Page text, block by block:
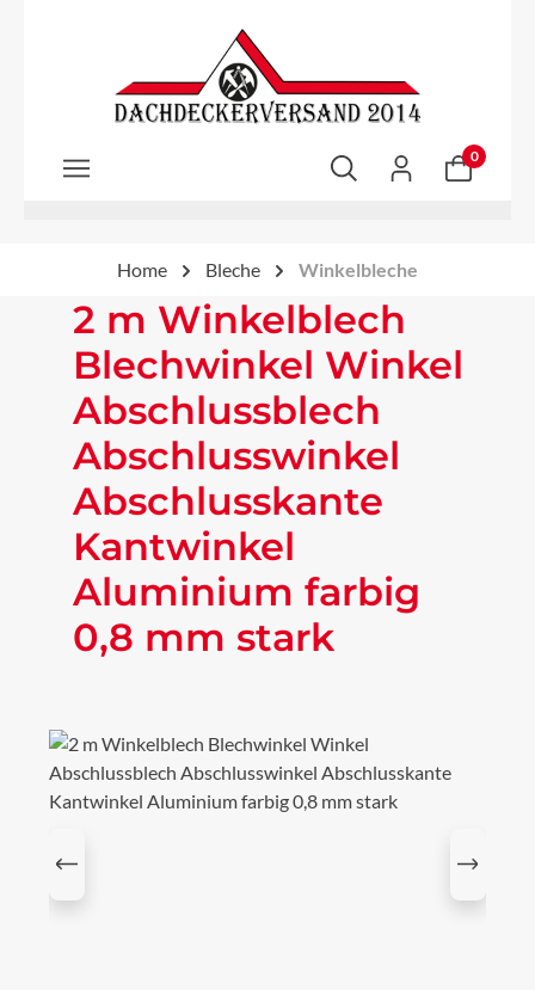
Zum Hauptinhalt springen
0
Home Bleche Winkelbleche
2 m Winkelblech
Blechwinkel Winkel
Abschlussblech
Abschlusswinkel
Abschlusskante
Kantwinkel
Aluminium farbig
0,8 mm stark
Bildergalerie überspringen